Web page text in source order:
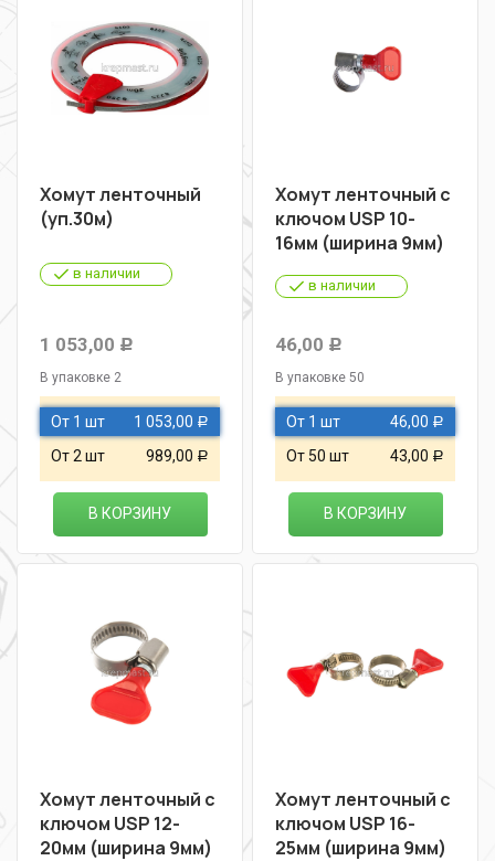
Хомут ленточный
(уп.30м)
в наличии
1 053,00 Р
В упаковке 2
От 1 шт 1 053,00 Р
От 2 шт 989,00 Р
В КОРЗИНУ
Хомут ленточный с
ключом USP 10-
16мм (ширина 9мм)
в наличии
46,00 Р
В упаковке 50
От 1 шт 46,00 Р
От 50 шт 43,00 Р
В КОРЗИНУ
Хомут ленточный с
ключом USP 12-
20мм (ширина 9мм)
Хомут ленточный с
ключом USP 16-
25мм (ширина 9мм)